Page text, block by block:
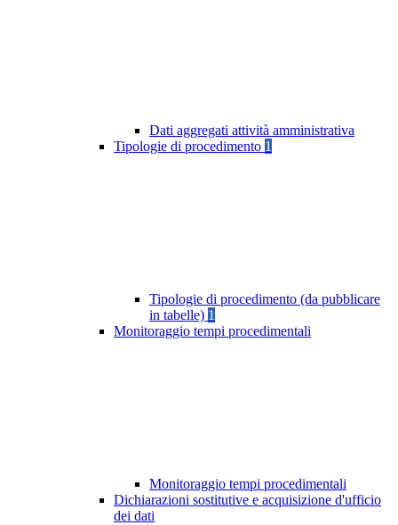
Dati aggregati attività amministrativa
Tipologie di procedimento 1
Tipologie di procedimento (da pubblicare
in tabelle) 1
Monitoraggio tempi procedimentali
Monitoraggio tempi procedimentali
Dichiarazioni sostitutive e acquisizione d'ufficio
dei dati